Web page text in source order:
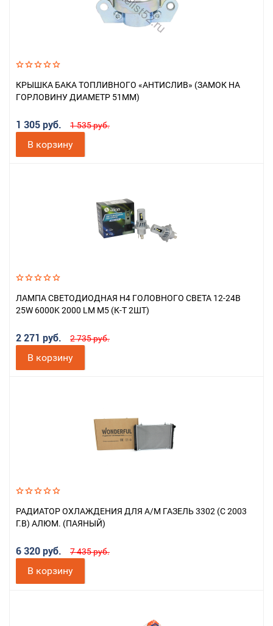
КРЫШКА БАКА ТОПЛИВНОГО «АНТИСЛИВ» (ЗАМОК НА
ГОРЛОВИНУ ДИАМЕТР 51ММ)
1 305 руб. 1 535 руб.
В корзину
ЛАМПА СВЕТОДИОДНАЯ H4 ГОЛОВНОГО СВЕТА 12-24В
25W 6000K 2000 LM M5 (К-Т 2ШТ)
2 271 руб. 2 735 руб.
В корзину
РАДИАТОР ОХЛАЖДЕНИЯ ДЛЯ А/М ГАЗЕЛЬ 3302 (С 2003
Г.В) АЛЮМ. (ПАЯНЫЙ)
6 320 руб. 7 435 руб.
В корзину